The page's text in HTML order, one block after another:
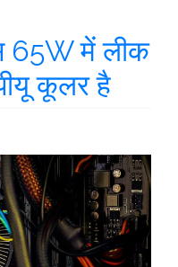
65W में लीक
कूलर है